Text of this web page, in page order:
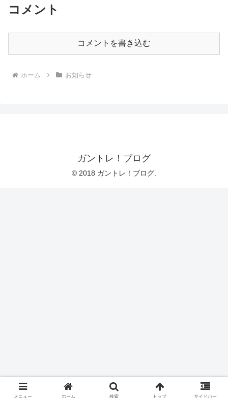
コメント
コメントを書き込む
ホーム お知らせ
ガントレ！ブログ
© 2018 ガントレ！ブログ.
メニュー ホーム 検索 トップ サイドバー